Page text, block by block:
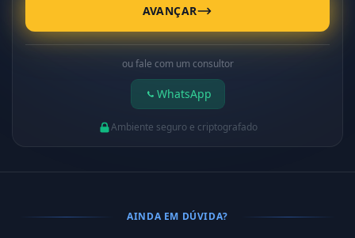
AVANÇAR
ou fale com um consultor
WhatsApp
Ambiente seguro e criptografado
AINDA EM DÚVIDA?